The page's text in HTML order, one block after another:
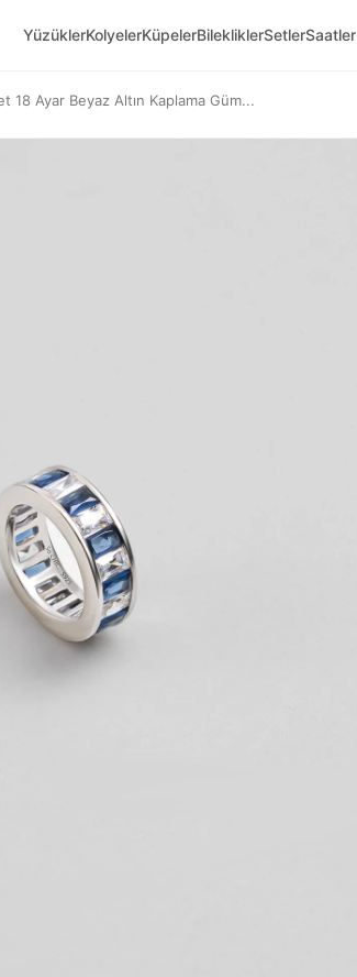
YüzüklerKolyelerKüpelerBilekliklerSetlerSaatler
18 Ayar Beyaz Altın Kaplama Güm...